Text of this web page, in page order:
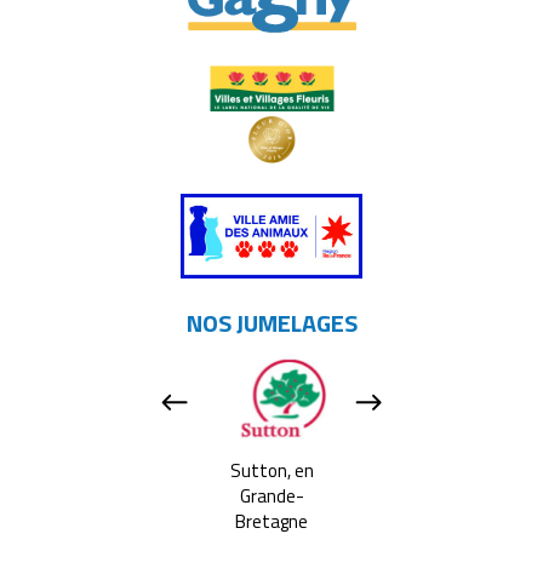
NOS JUMELAGES
Sutton, en
Grande-
Bretagne